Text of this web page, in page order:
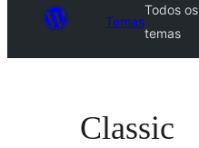
Temas
Todos os
temas
Classic